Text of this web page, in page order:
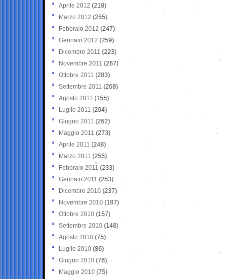
Aprile 2012 (218)
Marzo 2012 (255)
Febbraio 2012 (247)
Gennaio 2012 (259)
Dicembre 2011 (223)
Novembre 2011 (267)
Ottobre 2011 (283)
Settembre 2011 (268)
Agosto 2011 (155)
Luglio 2011 (204)
Giugno 2011 (262)
Maggio 2011 (273)
Aprile 2011 (248)
Marzo 2011 (255)
Febbraio 2011 (233)
Gennaio 2011 (253)
Dicembre 2010 (237)
Novembre 2010 (187)
Ottobre 2010 (157)
Settembre 2010 (148)
Agosto 2010 (75)
Luglio 2010 (86)
Giugno 2010 (76)
Maggio 2010 (75)